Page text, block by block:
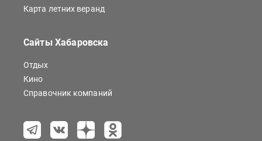
Карта летних веранд
Сайты Хабаровска
Отдых
Кино
Справочник компаний